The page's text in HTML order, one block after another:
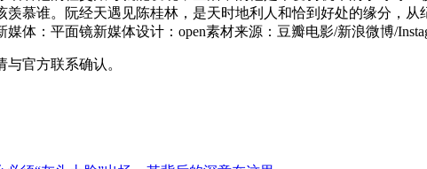
慕谁。阮经天遇见陈桂林，是天时地利人和恰到好处的缘分，
体：平面镜新媒体设计：open素材来源：豆瓣电影/新浪微博/
官方联系确认。